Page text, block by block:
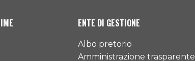
ENTE DI GESTIONE
Albo pretorio
Amministrazione trasparente